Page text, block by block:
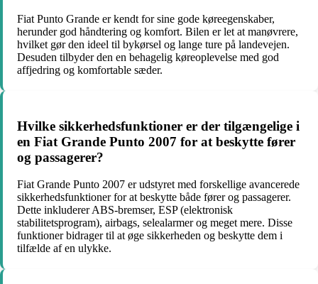
Fiat Punto Grande er kendt for sine gode køreegenskaber,
herunder god håndtering og komfort. Bilen er let at manøvrere,
hvilket gør den ideel til bykørsel og lange ture på landevejen.
Desuden tilbyder den en behagelig køreoplevelse med god
affjedring og komfortable sæder.
Hvilke sikkerhedsfunktioner er der tilgængelige i
en Fiat Grande Punto 2007 for at beskytte fører
og passagerer?
Fiat Grande Punto 2007 er udstyret med forskellige avancerede
sikkerhedsfunktioner for at beskytte både fører og passagerer.
Dette inkluderer ABS-bremser, ESP (elektronisk
stabilitetsprogram), airbags, selealarmer og meget mere. Disse
funktioner bidrager til at øge sikkerheden og beskytte dem i
tilfælde af en ulykke.